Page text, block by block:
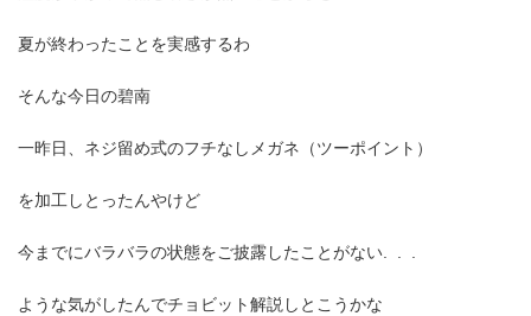
夏が終わったことを実感するわ
そんな今日の碧南
一昨日、ネジ留め式のフチなしメガネ（ツーポイント）
を加工しとったんやけど
今までにバラバラの状態をご披露したことがない. . .
ような気がしたんでチョビット解説しとこうかな